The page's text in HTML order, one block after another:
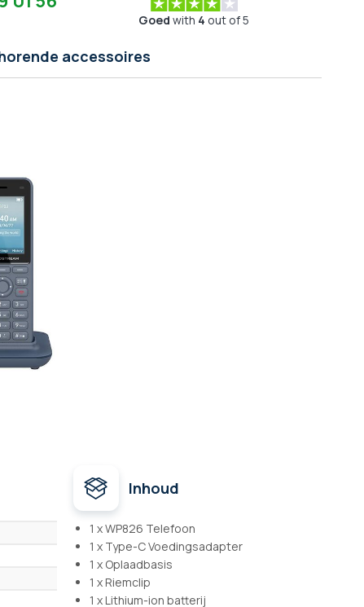
Goed with 4 out of 5
accessoires
Inhoud
1 x WP826 Telefoon
1 x Type-C Voedingsadapter
1 x Oplaadbasis
1 x Riemclip
1 x Lithium-ion batterij